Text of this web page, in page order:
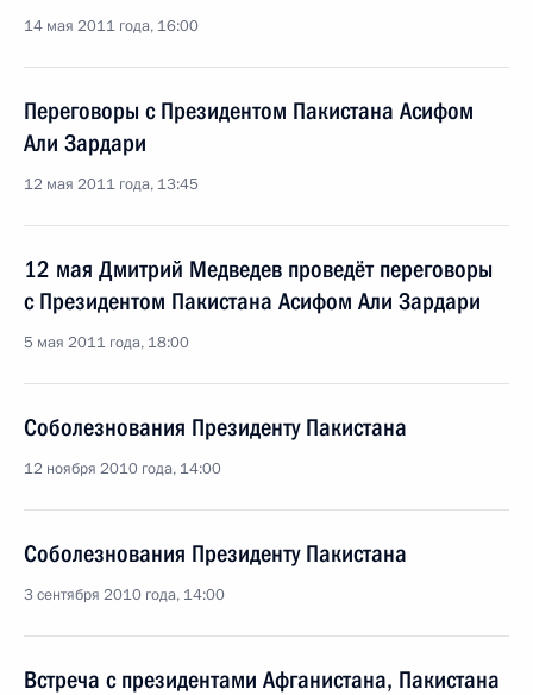
14 мая 2011 года, 16:00
Переговоры с Президентом Пакистана Асифом
Али Зардари
12 мая 2011 года, 13:45
12 мая Дмитрий Медведев проведёт переговоры
с Президентом Пакистана Асифом Али Зардари
5 мая 2011 года, 18:00
Соболезнования Президенту Пакистана
12 ноября 2010 года, 14:00
Соболезнования Президенту Пакистана
3 сентября 2010 года, 14:00
Встреча с президентами Афганистана, Пакистана